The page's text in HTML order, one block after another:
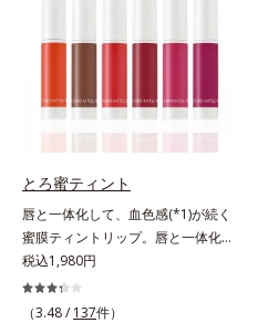
叶えるのは、微細で均一なカバー粉
なくフィットするから。粉体の表面
にダマ防止の特殊コーティングを施
すことで、カバー粉体は薄く・均一
に凹凸へフィット。毛穴や色ムラを
カバーしながら自然な仕上がりを叶
えます。また、ファンデーションを
つけている間に保湿成分が肌へ浸透
(*2)するスキンコンディショニング
とろ蜜ティント
唇と一体化して、血色感(*1)が続く
蜜膜ティントリップ。唇と一体化し
て色落ちしにくいティント処方とう
るおいを両立した、ティントリップ
です。色が長時間唇に密着するオイ
税込1,980円
（3.48 / 137件）